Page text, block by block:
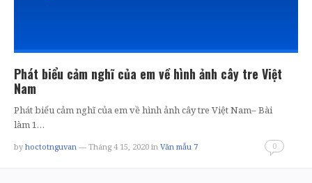
Phát biểu cảm nghĩ của em về hình ảnh cây tre Việt
Nam
Phát biểu cảm nghĩ của em về hình ảnh cây tre Việt Nam– Bài
làm 1…
by hoctotnguvan — Tháng 4 15, 2020 in Văn mẫu 7 0